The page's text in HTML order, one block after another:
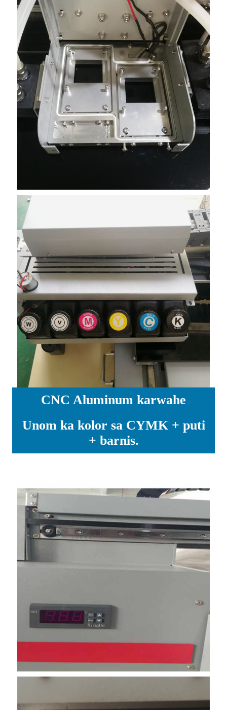
CNC Aluminum karwahe
Unom ka kolor sa CYMK + puti
+ barnis.